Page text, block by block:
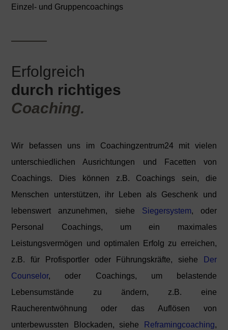
Einzel- und Gruppencoachings
Erfolgreich
durch richtiges
Coaching.
Wir befassen uns im Coachingzentrum24 mit vielen
unterschiedlichen Ausrichtungen und Facetten von
Coachings. Dies können z.B. Coachings sein, die
Menschen unterstützen, ihr Leben als Geschenk und
lebenswert anzunehmen, siehe Siegersystem, oder
Personal Coachings, um ein maximales
Leistungsvermögen und optimalen Erfolg zu erreichen,
z.B. für Profisportler oder Führungskräfte, siehe
Der
Counselor, oder Coachings, um belastende
Lebensumstände zu ändern, z.B. eine
Raucherentwöhnung oder das Auflösen von
unterbewussten Blockaden, siehe
Reframingcoaching,